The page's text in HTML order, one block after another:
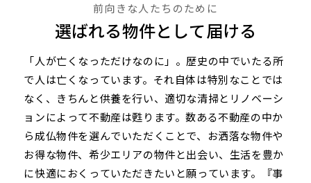
前向きな人たちのために
選ばれる物件として届ける
「人が亡くなっただけなのに」。歴史の中でいたる所
で人は亡くなっています。それ自体は特別なことでは
なく、きちんと供養を行い、適切な清掃とリノベーシ
ョンによって不動産は甦ります。数ある不動産の中か
ら成仏物件を選んでいただくことで、お洒落な物件や
お得な物件、希少エリアの物件と出会い、生活を豊か
に快適におくっていただきたいと願っています。『事